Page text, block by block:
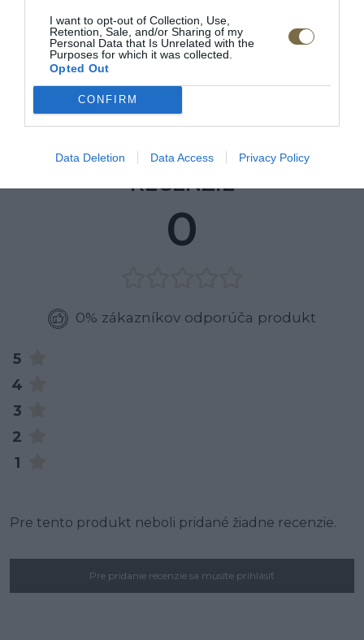
I want to opt-out of Collection, Use,
Retention, Sale, and/or Sharing of my
Personal Data that Is Unrelated with the
Purposes for which it was collected.
Opted Out
CONFIRM
Data Deletion Data Access Privacy Policy
Doba dodania: 4-5 týždňov
Materiál:masívne drevo/ dyhovaná vrchná doska
Výrobca: MEBIN
RECENZIE
0
0% zákazníkov odporúča produkt
5
4
3
2
1
Pre tento produkt neboli pridané žiadne recenzie.
Pre pridanie recenzie sa musíte prihlásiť